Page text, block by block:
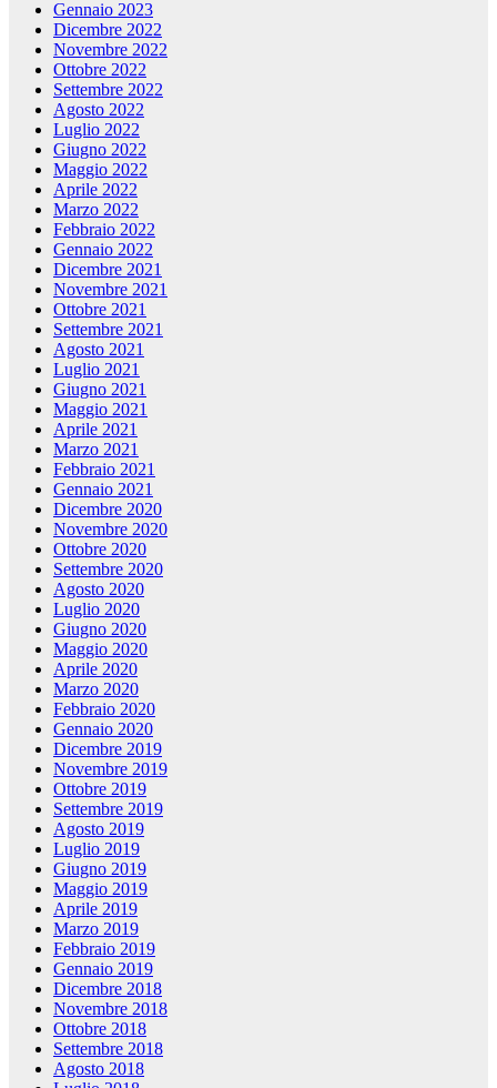
Gennaio 2023
Dicembre 2022
Novembre 2022
Ottobre 2022
Settembre 2022
Agosto 2022
Luglio 2022
Giugno 2022
Maggio 2022
Aprile 2022
Marzo 2022
Febbraio 2022
Gennaio 2022
Dicembre 2021
Novembre 2021
Ottobre 2021
Settembre 2021
Agosto 2021
Luglio 2021
Giugno 2021
Maggio 2021
Aprile 2021
Marzo 2021
Febbraio 2021
Gennaio 2021
Dicembre 2020
Novembre 2020
Ottobre 2020
Settembre 2020
Agosto 2020
Luglio 2020
Giugno 2020
Maggio 2020
Aprile 2020
Marzo 2020
Febbraio 2020
Gennaio 2020
Dicembre 2019
Novembre 2019
Ottobre 2019
Settembre 2019
Agosto 2019
Luglio 2019
Giugno 2019
Maggio 2019
Aprile 2019
Marzo 2019
Febbraio 2019
Gennaio 2019
Dicembre 2018
Novembre 2018
Ottobre 2018
Settembre 2018
Agosto 2018